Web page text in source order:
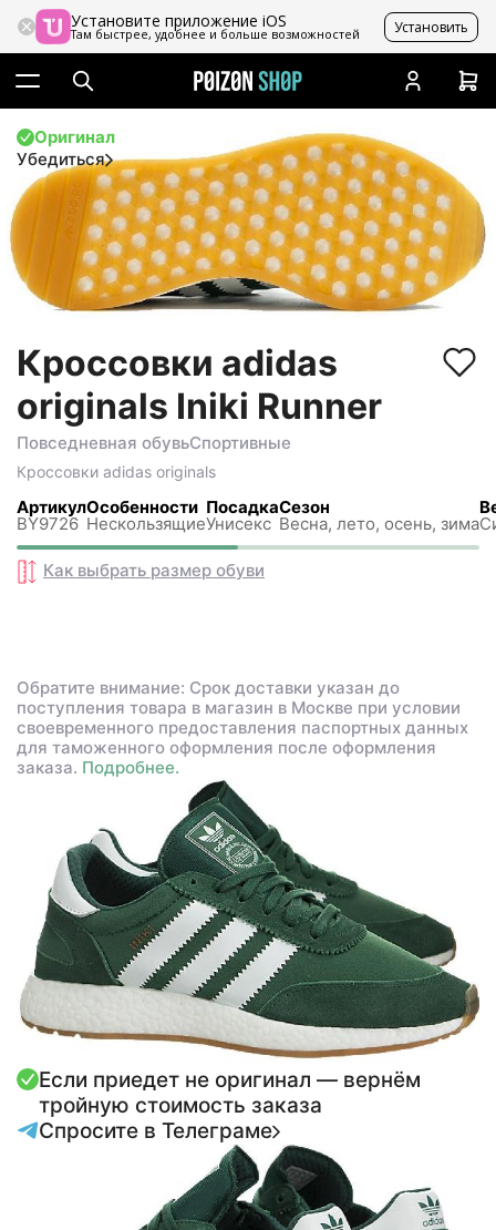
Установите приложение iOS
Там быстрее, удобнее и больше возможностей Установить
Оригинал
Убедиться
Кроссовки adidas
originals Iniki Runner
Повседневная обувьСпортивные
Кроссовки adidas originals
Артикул
BY9726
Особенности
Нескользящиe
Посадка
Унисекс
Сезон
Весна, лето, осень, зима
Как выбрать размер обуви
Обратите внимание: Срок доставки указан до
поступления товара в магазин в Москве при условии
своевременного предоставления паспортных данных
для таможенного оформления после оформления
заказа. Подробнее.
Если приедет не оригинал — вернём
тройную стоимость заказа
Спросите в Телеграме